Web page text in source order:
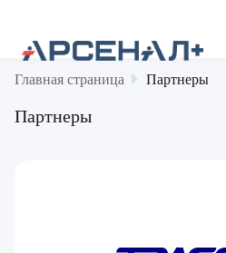
Главная страница Партнеры
Партнеры